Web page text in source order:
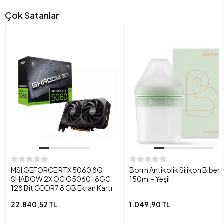
Çok Satanlar
MSI GEFORCE RTX 5060 8G
SHADOW 2X OC G5060-8GC
128 Bit GDDR7 8 GB Ekran Kartı
22.840,52 TL
Borrn Antikolik Silikon
150ml - Yeşil
1.049,90 TL